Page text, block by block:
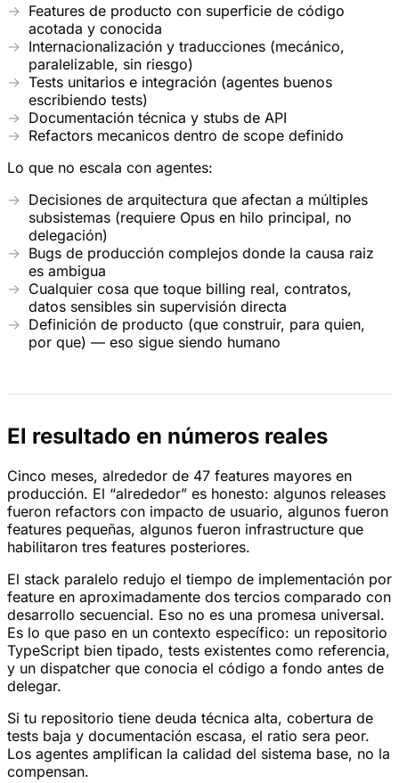
Features de producto con superficie de código
acotada y conocida
Internacionalización y traducciones (mecánico,
paralelizable, sin riesgo)
Tests unitarios e integración (agentes buenos
escribiendo tests)
Documentación técnica y stubs de API
Refactors mecanicos dentro de scope definido
Lo que no escala con agentes:
Decisiones de arquitectura que afectan a múltiples
subsistemas (requiere Opus en hilo principal, no
delegación)
Bugs de producción complejos donde la causa raiz
es ambigua
Cualquier cosa que toque billing real, contratos,
datos sensibles sin supervisión directa
Definición de producto (que construir, para quien,
por que) — eso sigue siendo humano
El resultado en números reales
Cinco meses, alrededor de 47 features mayores en
producción. El “alrededor” es honesto: algunos releases
fueron refactors con impacto de usuario, algunos fueron
features pequeñas, algunos fueron infrastructure que
habilitaron tres features posteriores.
El stack paralelo redujo el tiempo de implementación por
feature en aproximadamente dos tercios comparado con
desarrollo secuencial. Eso no es una promesa universal.
Es lo que paso en un contexto específico: un repositorio
TypeScript bien tipado, tests existentes como referencia,
y un dispatcher que conocia el código a fondo antes de
delegar.
Si tu repositorio tiene deuda técnica alta, cobertura de
tests baja y documentación escasa, el ratio sera peor.
Los agentes amplifican la calidad del sistema base, no la
compensan.